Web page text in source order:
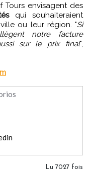
Tours envisagent des
qui souhaiteraient
ou leur région. "Si
notre facture
sur le prix final",
Lu 7027 fois